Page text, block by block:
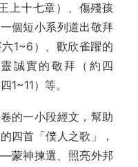
上十七章）、傷殘孩
個短小系列道出敬拜
1~6）、歡欣雀躍的
誠實的敬拜（約四
1~11）等。
的一小段經文，幫助
四首「僕人之歌」，
蒙神揀選、照亮外邦